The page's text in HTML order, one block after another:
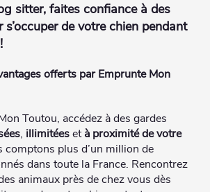
sitter, faites confiance à des
s’occuper de votre chien pendant
offerts par Emprunte Mon
Toutou, accédez à des gardes
, illimitéesetà proximité de votre
comptons plus d’un million de
dans toute la France. Rencontrez
animaux près de chez vous dès